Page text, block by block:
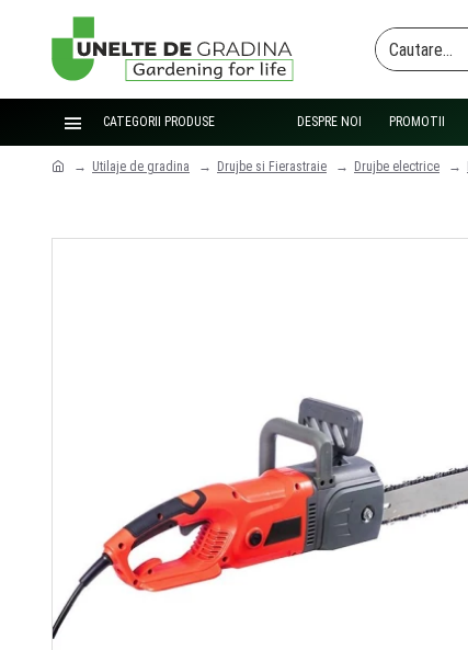
CATEGORII PRODUSE DESPRE NOI PROMOTII
Utilaje de gradina Drujbe si Fierastraie Drujbe electrice